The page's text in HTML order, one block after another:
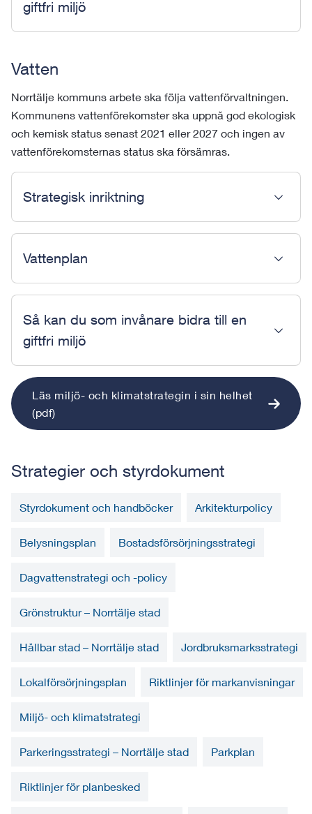
giftfri miljö
Vatten
Norrtälje kommuns arbete ska följa vattenförvaltningen.
Kommunens vattenförekomster ska uppnå god ekologisk
och kemisk status senast 2021 eller 2027 och ingen av
vattenförekomsternas status ska försämras.
Strategisk inriktning
Vattenplan
Så kan du som invånare bidra till en
giftfri miljö
Läs miljö- och klimatstrategin i sin helhet
(pdf)
Strategier och styrdokument
Styrdokument och handböcker Arkitekturpolicy
Belysningsplan Bostadsförsörjningsstrategi
Dagvattenstrategi och -policy
Grönstruktur – Norrtälje stad
Hållbar stad – Norrtälje stad Jordbruksmarksstrategi
Lokalförsörjningsplan Riktlinjer för markanvisningar
Miljö- och klimatstrategi
Parkeringsstrategi – Norrtälje stad Parkplan
Riktlinjer för planbesked